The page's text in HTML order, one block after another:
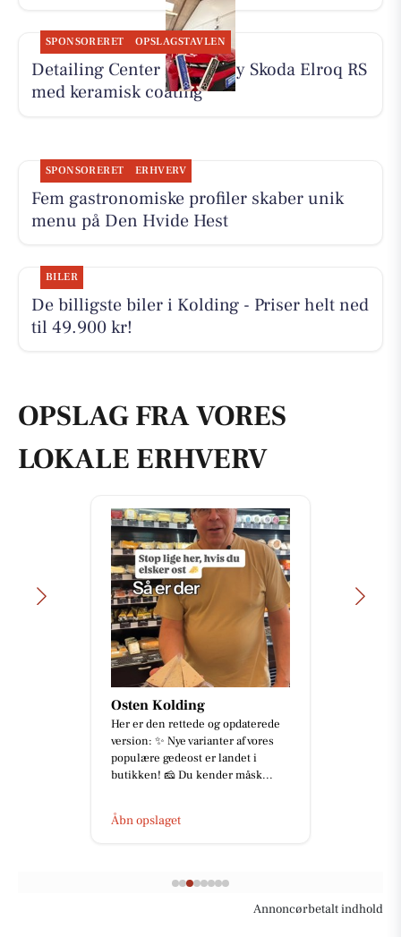
SPONSORERET OPSLAGSTAVLEN
Detailing Center klargør ny Skoda Elroq RS
med keramisk coating
SPONSORERET ERHVERV
Fem gastronomiske profiler skaber unik
menu på Den Hvide Hest
BILER
De billigste biler i Kolding - Priser helt ned
til 49.900 kr!
OPSLAG FRA VORES
LOKALE ERHVERV
Osten Kolding
Her er den rettede og opdaterede
version: ✨ Nye varianter af vores
populære gedeost er landet i
butikken! 🧀 Du kender måsk...
Åbn opslaget
Annoncørbetalt indhold